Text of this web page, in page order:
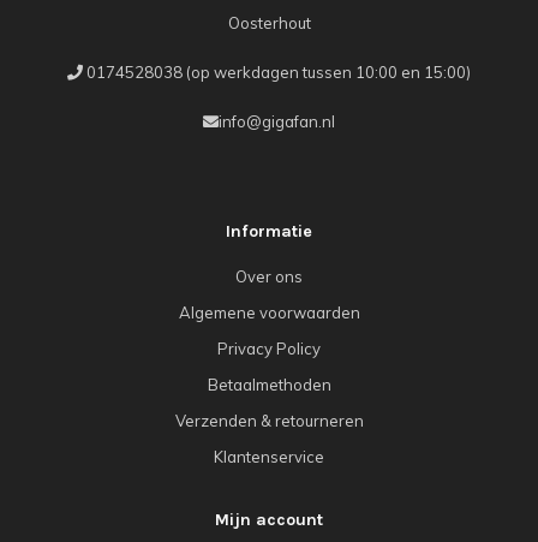
Oosterhout
0174528038 (op werkdagen tussen 10:00 en 15:00)
info@gigafan.nl
Informatie
Over ons
Algemene voorwaarden
Privacy Policy
Betaalmethoden
Verzenden & retourneren
Klantenservice
Mijn account